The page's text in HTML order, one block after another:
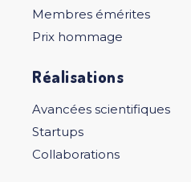
Membres émérites
Prix hommage
Réalisations
Avancées scientifiques
Startups
Collaborations